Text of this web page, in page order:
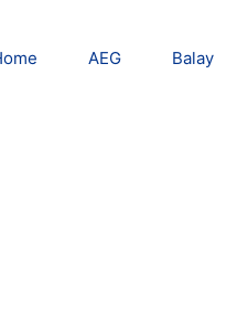
AEG Balay